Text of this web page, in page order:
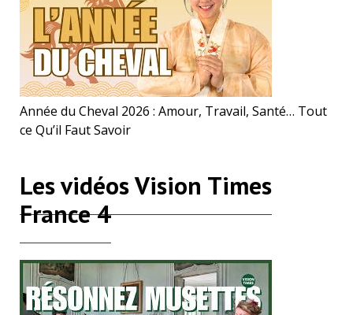
Année du Cheval 2026 : Amour, Travail, Santé… Tout
ce Qu’il Faut Savoir
Les vidéos Vision Times
France 4